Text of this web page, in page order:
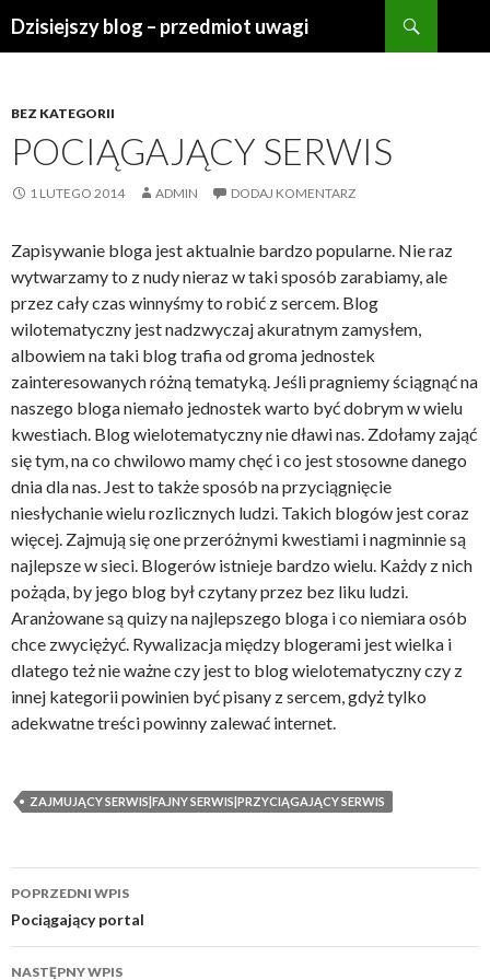
Dzisiejszy blog – przedmiot uwagi
BEZ KATEGORII
POCIĄGAJĄCY SERWIS
1 LUTEGO 2014 ADMIN DODAJ KOMENTARZ
Zapisywanie bloga jest aktualnie bardzo popularne. Nie raz
wytwarzamy to z nudy nieraz w taki sposób zarabiamy, ale
przez cały czas winnyśmy to robić z sercem. Blog
wilotematyczny jest nadzwyczaj akuratnym zamysłem,
albowiem na taki blog trafia od groma jednostek
zainteresowanych różną tematyką. Jeśli pragniemy ściągnąć na
naszego bloga niemało jednostek warto być dobrym w wielu
kwestiach. Blog wielotematyczny nie dławi nas. Zdołamy zająć
się tym, na co chwilowo mamy chęć i co jest stosowne danego
dnia dla nas. Jest to także sposób na przyciągnięcie
niesłychanie wielu rozlicznych ludzi. Takich blogów jest coraz
więcej. Zajmują się one przeróżnymi kwestiami i nagminnie są
najlepsze w sieci. Blogerów istnieje bardzo wielu. Każdy z nich
pożąda, by jego blog był czytany przez bez liku ludzi.
Aranżowane są quizy na najlepszego bloga i co niemiara osób
chce zwyciężyć. Rywalizacja między blogerami jest wielka i
dlatego też nie ważne czy jest to blog wielotematyczny czy z
innej kategorii powinien być pisany z sercem, gdyż tylko
adekwatne treści powinny zalewać internet.
ZAJMUJĄCY SERWIS|FAJNY SERWIS|PRZYCIĄGAJĄCY SERWIS
Zobacz
wpisy
POPRZEDNI WPIS
Pociągający portal
NASTĘPNY WPIS